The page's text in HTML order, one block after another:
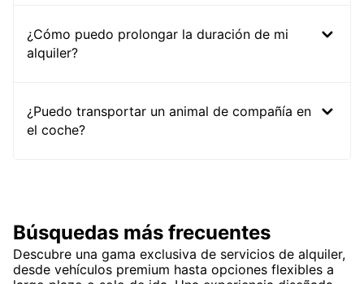
¿Cómo puedo prolongar la duración de mi
alquiler?
¿Puedo transportar un animal de compañía en
el coche?
Búsquedas más frecuentes
Descubre una gama exclusiva de servicios de alquiler,
desde vehículos premium hasta opciones flexibles a